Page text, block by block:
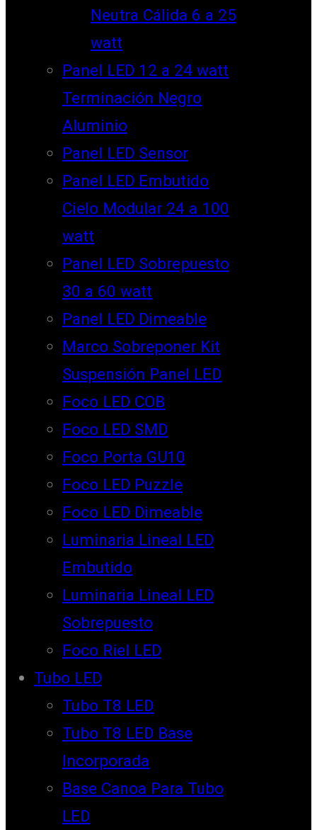
Neutra Cálida 6 a 25
watt
Panel LED 12 a 24 watt
Terminación Negro
Aluminio
Panel LED Sensor
Panel LED Embutido
Cielo Modular 24 a 100
watt
Panel LED Sobrepuesto
30 a 60 watt
Panel LED Dimeable
Marco Sobreponer Kit
Suspensión Panel LED
Foco LED COB
Foco LED SMD
Foco Porta GU10
Foco LED Puzzle
Foco LED Dimeable
Luminaria Lineal LED
Embutido
Luminaria Lineal LED
Sobrepuesto
Foco Riel LED
Tubo LED
Tubo T8 LED
Tubo T8 LED Base
Incorporada
Base Canoa Para Tubo
LED